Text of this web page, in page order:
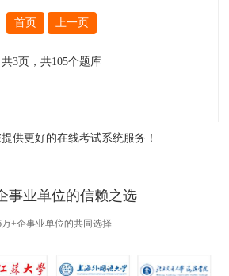
首页 上一页
共3页，共105个题库
供更好的在线考试系统服务！
事业单位的信赖之选
万+企事业单位的共同选择